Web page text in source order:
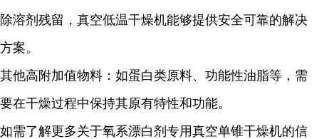
除溶剂残留，真空低温干燥机能够提供安全可靠的解决
方案。
其他高附加值物料：如蛋白类原料、功能性油脂等，需
要在干燥过程中保持其原有特性和功能。
如需了解更多关于氧系漂白剂 专用真空单锥干燥机的信